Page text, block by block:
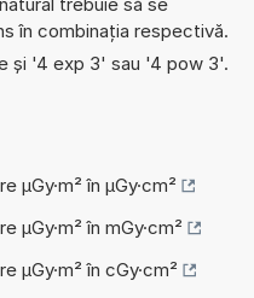
în combinația respectivă.
și '4 exp 3' sau '4 pow 3'.
µGy·m² în µGy·cm²
µGy·m² în mGy·cm²
µGy·m² în cGy·cm²